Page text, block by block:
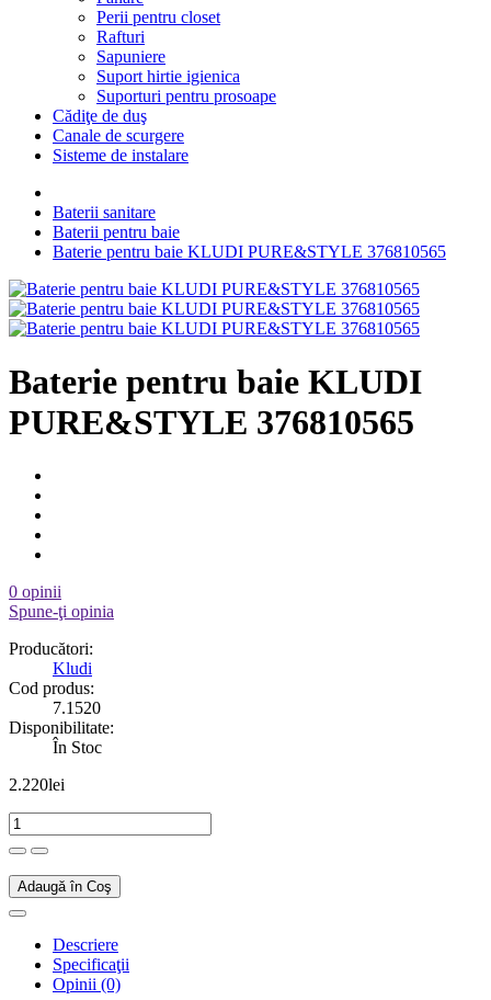
Perii pentru closet
Rafturi
Sapuniere
Suport hirtie igienica
Suporturi pentru prosoape
Cădiţe de duş
Canale de scurgere
Sisteme de instalare
Baterii sanitare
Baterii pentru baie
Baterie pentru baie KLUDI PURE&STYLE 376810565
Baterie pentru baie KLUDI
PURE&STYLE 376810565
0 opinii
Spune-ţi opinia
Producători:
Kludi
Cod produs:
7.1520
Disponibilitate:
În Stoc
2.220lei
Adaugă în Coş
Descriere
Specificaţii
Opinii (0)